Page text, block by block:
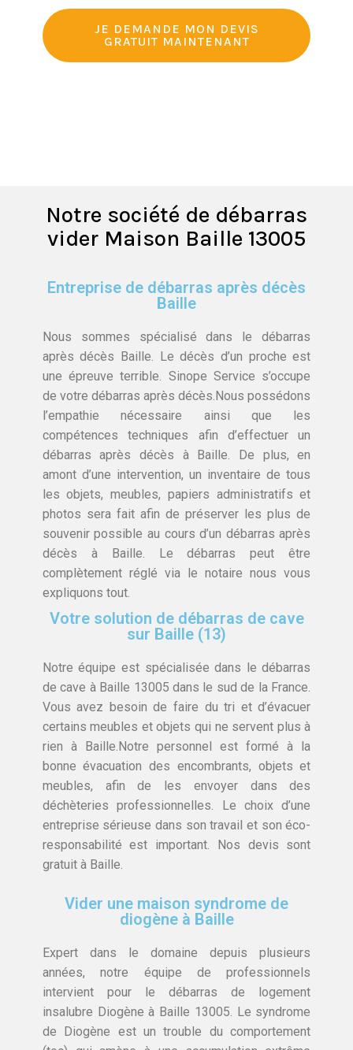
JE DEMANDE MON DEVIS
GRATUIT MAINTENANT
Notre société de débarras
vider Maison Baille 13005
Entreprise de débarras après décès
Baille
Nous sommes spécialisé dans le débarras
après décès Baille. Le décès d’un proche est
une épreuve terrible. Sinope Service s’occupe
de votre débarras après décès.Nous possédons
l’empathie nécessaire ainsi que les
compétences techniques afin d’effectuer un
débarras après décès à Baille. De plus, en
amont d’une intervention, un inventaire de tous
les objets, meubles, papiers administratifs et
photos sera fait afin de préserver les plus de
souvenir possible au cours d’un débarras après
décès à Baille. Le débarras peut être
complètement réglé via le notaire nous vous
expliquons tout.
Votre solution de débarras de cave
sur Baille (13)
Notre équipe est spécialisée dans le débarras
de cave à Baille 13005 dans le sud de la France.
Vous avez besoin de faire du tri et d’évacuer
certains meubles et objets qui ne servent plus à
rien à Baille.Notre personnel est formé à la
bonne évacuation des encombrants, objets et
meubles, afin de les envoyer dans des
déchèteries professionnelles. Le choix d’une
entreprise sérieuse dans son travail et son éco-
responsabilité est important. Nos devis sont
gratuit à Baille.
Vider une maison syndrome de
diogène à Baille
Expert dans le domaine depuis plusieurs
années, notre équipe de professionnels
intervient pour le débarras de logement
insalubre Diogène à Baille 13005. Le syndrome
de Diogène est un trouble du comportement